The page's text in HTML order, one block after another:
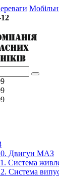
Двигун МАЗ
Система
Система